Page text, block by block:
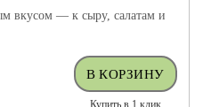
вкусом — к сыру, салатам и
Купить в 1 клик